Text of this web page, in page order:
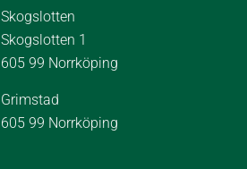
Skogslotten
Skogslotten 1
605 99 Norrköping
Grimstad
605 99 Norrköping